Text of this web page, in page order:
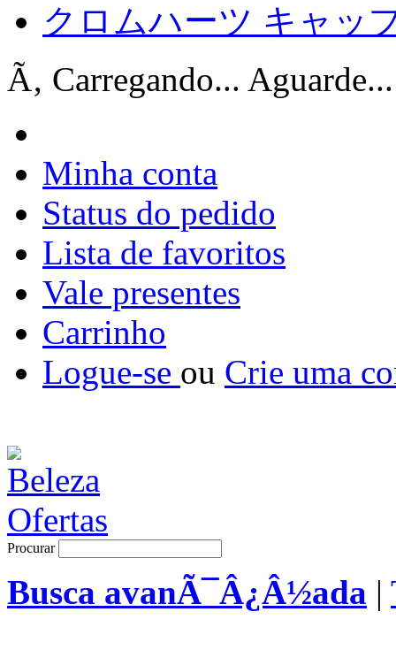
クロムハーツ キャッ
Ã‚ Carregando... Aguarde...
Minha conta
Status do pedido
Lista de favoritos
Vale presentes
Carrinho
Logue-se ou Crie uma
Procurar
Busca avanÃ¯Â¿Â½ada |